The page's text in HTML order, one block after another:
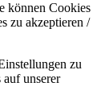
können Cookies
zu akzeptieren /
zu
unserer